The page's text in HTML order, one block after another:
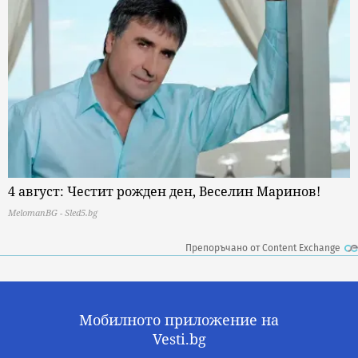
4 август: Честит рожден ден, Веселин Маринов!
MelomanBG - Sled5.bg
Препоръчано от Content Exchange
Мобилното приложение на
Vesti.bg